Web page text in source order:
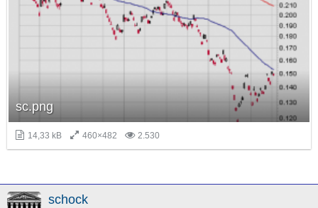
sc.png
14,33 kB 460×482 2.530
schock